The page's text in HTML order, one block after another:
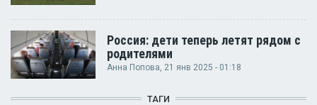
Россия: дети теперь летят рядом с
родителями
Анна Попова, 21 янв 2025 - 01:18
ТАГИ